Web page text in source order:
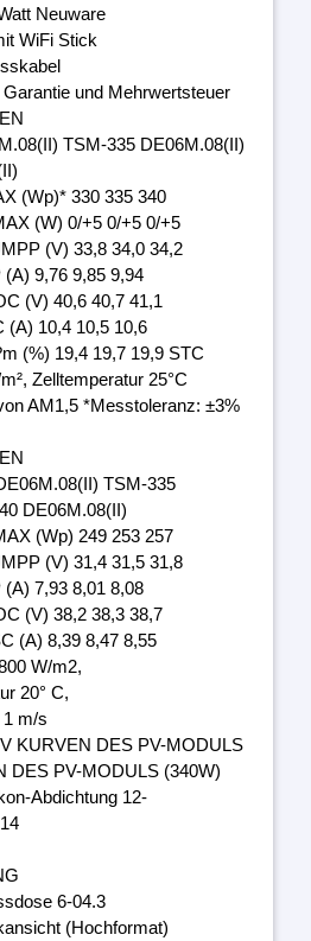
Neuware
WiFi Stick
und Mehrwertsteuer
TSM-335 DE06M.08(II)
(Wp)* 330 335 340
(W) 0/+5 0/+5 0/+5
(V) 33,8 34,0 34,2
9,76 9,85 9,94
(V) 40,6 40,7 41,1
(A) 10,4 10,5 10,6
(%) 19,4 19,7 19,9 STC
Zelltemperatur 25°C
AM1,5 *Messtoleranz: ±3%
TSM-335
DE06M.08(II)
(Wp) 249 253 257
(V) 31,4 31,5 31,8
7,93 8,01 8,08
(V) 38,2 38,3 38,7
(A) 8,39 8,47 8,55
W/m2,
20° C,
m/s
KURVEN DES PV-MODULS
DES PV-MODULS (340W)
Abdichtung 12-
6-04.3
(Hochformat)